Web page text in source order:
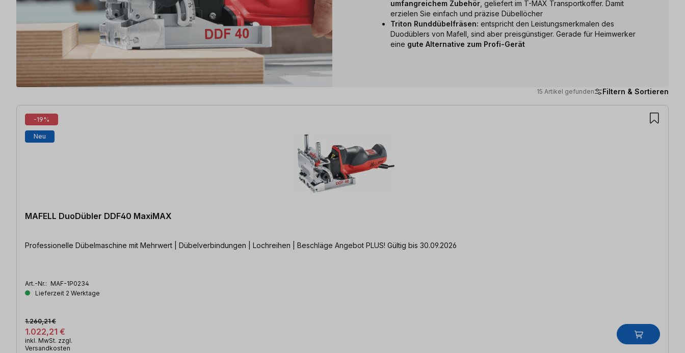
umfangreichem Zubehör , geliefert im T-MAX Transportkoffer. Damit
erzielen Sie einfach und präzise Dübellöcher
Triton Runddübelfräsen: entspricht den Leistungsmerkmalen des
Duodüblers von Mafell, sind aber preisgünstiger. Gerade für Heimwerker
eine gute Alternative zum Profi-Gerät
15 Artikel gefunden Filtern & Sortieren
15 Artikel gefunden
-19%
Neu
MAFELL DuoDübler DDF40 MaxiMAX
Professionelle Dübelmaschine mit Mehrwert | Dübelverbindungen | Lochreihen | Beschläge Angebot PLUS! Gültig bis 30.09.2026
Art.-Nr.: MAF-1P0234
Lieferzeit 2 Werktage
1.022,21 €
1.260,21 €
inkl. MwSt. zzgl.
Versandkosten